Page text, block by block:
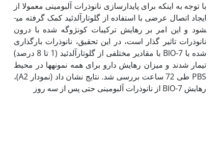
با توجه به ‏اینکه برای پایدارسازی نانوذرات آلبومینی معمولا از
ایجاد اتصال عرضی با استفاده از گلوتارآلدئید کمک گرفته می­
شود و این امر بر رهایش ترکیبات کونژوگه شده با درون
نانوذرات تاثیر گذار است، در این تحقیق، نانوذرات بارگذاری
شده با 7-BIO با مقادیر مختلفی از گلوتارآلدئید (1 تا 8 درصد)
تیمار شدند و میزان رهایش دارو برای همه نمونه­ها در محیط
PBS طی 72 ساعت بررسی شد. نتایج نشان داد (نمودار A2)،
رهایش 7-BIO از نانوذرات آلبومینی حتی پس از سه روز